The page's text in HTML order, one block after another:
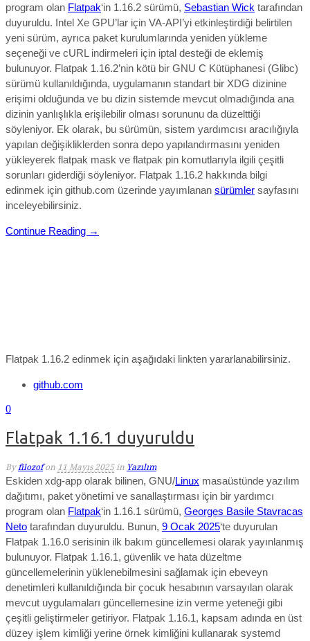
program olan Flatpak‘in 1.16.2 sürümü, Sebastian Wick tarafından
duyuruldu. Intel Xe GPU’lar için VA-API’yi etkinleştirdiği belirtilen
yeni sürüm, ayrıca paket kurulumlarında yeniden yükleme
seçeneği ve cURL indirmeleri için iptal desteği de eklemiş
bulunuyor. Flatpak 1.16.2’nin kötü bir GNU C Kütüphanesi (Glibc)
sürümü kullanıldığında, uygulamanın standart bir XDG dizinine
erişimi olduğunda ve bu dizin sistemde mevcut olmadığında ana
dizinin yanlışlıkla erişilebilir olması sorununu da düzelttiği
söyleniyor. Ek olarak, bu sürümün, sistem yardımcısı aracılığıyla
yapılan değişikliklerden sonra depo yapılandırmasını yeniden
yükleyerek flatpak mask ve flatpak pin komutlarıyla ilgili çeşitli
sorunları giderdiği söyleniyor. Flatpak 1.16.2 hakkında bilgi
edinmek için github.com üzerinde yayımlanan sürümler sayfasını
inceleyebilirsiniz.
Continue Reading →
Flatpak 1.16.2 edinmek için aşağıdaki linkten yararlanabilirsiniz.
github.com
0
Flatpak 1.16.1 duyuruldu
By filozof on 11 Mayıs 2025 in Yazılım
Eskiden xdg-app olarak bilinen, GNU/Linux masaüstünde yazılım
dağıtımı, paket yönetimi ve sanallaştırması için bir yardımcı
program olan Flatpak‘in 1.16.1 sürümü, Georges Basile Stavracas
Neto tarafından duyuruldu. Bunun, 9 Ocak 2025‘te duyurulan
Flatpak 1.16.0 serisinin ilk bakım güncellemesi olarak yayınlanmış
bulunuyor. Flatpak 1.16.1, güvenlik ve hata düzeltme
güncellemelerinin yüklenebilmesini sağlamak için ebeveyn
denetimleri kullanıldığında bir çocuk hesabının varsayılan olarak
mevcut uygulamaları güncellemesine izin verme yeteneği gibi
çeşitli geliştirmeler getiriyor. Flatpak 1.16.1, kapsam adında en üst
düzey işlem kimliği yerine örnek kimliğini kullanarak systemd